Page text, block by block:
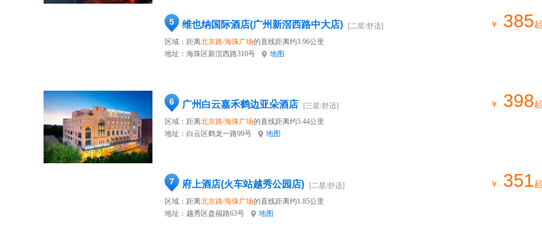
5 维也纳国际酒店(广州新滘西路中大店)
[二星/舒适]
区域：距离北京路/海珠广场的直线距离约3.96公里
地址： 海珠区新滘西路310号 地图
￥ 385起
6 广州白云嘉禾鹤边亚朵酒店
[三星/舒适]
区域：距离北京路/海珠广场的直线距离约5.44公里
地址： 白云区鹤龙一路99号 地图
￥ 398起
7 府上酒店(火车站越秀公园店)
[二星/舒适]
区域：距离北京路/海珠广场的直线距离约1.85公里
地址： 越秀区盘福路63号 地图
￥ 351起